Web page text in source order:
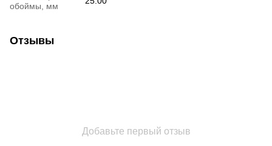
обоймы, мм
Отзывы
Добавьте первый отзыв